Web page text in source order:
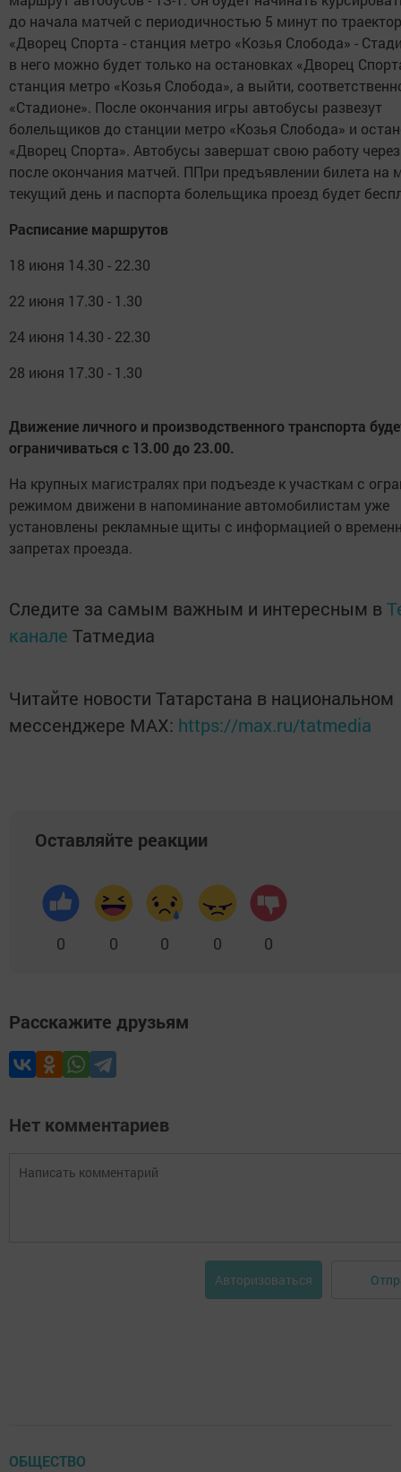
до начала матчей с периодичностью 5 минут по
«Дворец Спорта - станция метро «Козья Слобода» -
в него можно будет только на остановках «Дворец
станция метро «Козья Слобода», а выйти,
«Стадионе». После окончания игры автобусы развезут
болельщиков до станции метро «Козья Слобода» и
«Дворец Спорта». Автобусы завершат свою работу
после окончания матчей. ППри предъявлении билета на
текущий день и паспорта болельщика проезд будет
Расписание маршрутов
18 июня 14.30 - 22.30
22 июня 17.30 - 1.30
24 июня 14.30 - 22.30
28 июня 17.30 - 1.30
Движение личного и производственного транспорта
ограничиваться с 13.00 до 23.00.
На крупных магистралях при подъезде к участкам с
режимом движени в напоминание автомобилистам уже
установлены рекламные щиты с информацией о
запретах проезда.
Следите за самым важным и интересным в
канале Татмедиа
Читайте новости Татарстана в национальном
мессенджере MАХ: https://max.ru/tatmedia
Оставляйте реакции
0 0 0 0 0
Расскажите друзьям
Нет комментариев
Авторизоваться
ОБЩЕСТВО